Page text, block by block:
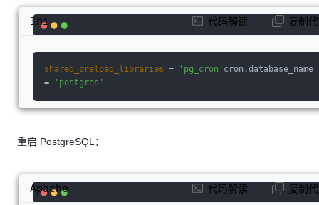
shared_preload_libraries = 'pg_cron' cron.database_name
=
'postgres'
Ini 代码解读 复制
重启 PostgreSQL：
Apache 代码解读 复制